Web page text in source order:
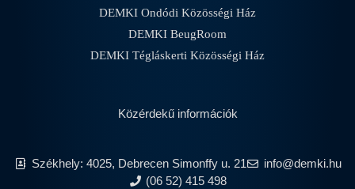
DEMKI Ondódi Közösségi Ház
DEMKI BeugRoom
DEMKI Tégláskerti Közösségi Ház
Közérdekű információk
Székhely: 4025, Debrecen Simonffy u. 21
info@demki.hu
(06 52) 415 498